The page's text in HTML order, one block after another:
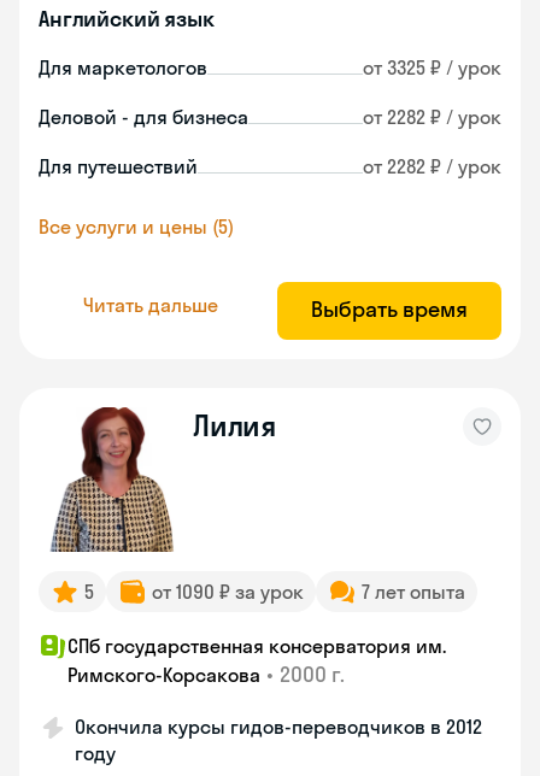
Английский язык
Для маркетологов от 3325 ₽ / урок
Деловой - для бизнеса от 2282 ₽ / урок
Для путешествий от 2282 ₽ / урок
Все услуги и цены (5)
Читать дальше Выбрать время
Лилия
5 от 1090 ₽ за урок 7 лет опыта
СПб государственная консерватория им.
Римского-Корсакова • 2000 г.
Окончила курсы гидов-переводчиков в 2012
году